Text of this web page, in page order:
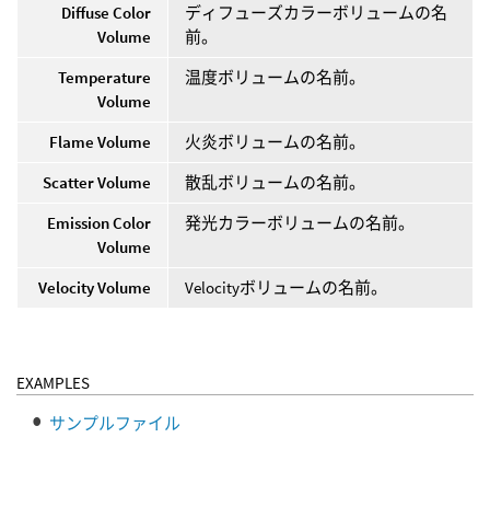
Diffuse Color
Volume
ディフューズカラーボリュームの名
前。
Temperature
Volume
温度ボリュームの名前。
Flame Volume
火炎ボリュームの名前。
Scatter Volume
散乱ボリュームの名前。
Emission Color
Volume
発光カラーボリュームの名前。
Velocity Volume Velocityボリュームの名前。
EXAMPLES
サンプルファイル